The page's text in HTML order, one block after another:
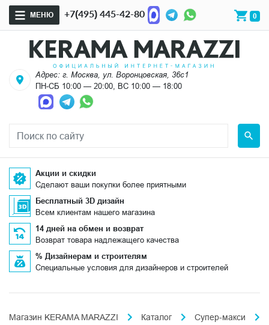
МЕНЮ +7(495) 445-42-80 0
Адрес: г. Москва, ул. Воронцовская, 36с1
ПН-СБ 10:00 — 20:00, ВС 10:00 — 18:00
Акции и скидки
Сделают ваши покупки более приятными
Бесплатный 3D дизайн
Всем клиентам нашего магазина
14 дней на обмен и возврат
Возврат товара надлежащего качества
% Дизайнерам и строителям
Специальные условия для дизайнеров и строителей
Магазин KERAMA MARAZZI Каталог Супер-макси